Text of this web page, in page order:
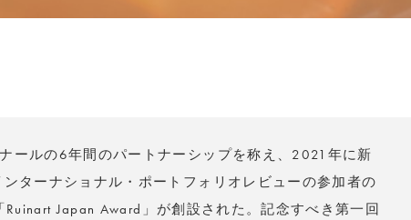
ナールの6年間のパートナーシップを称え、2021年に新
ンターナショナル・ポートフォリオレビューの参加者の
Japan Award」が創設された。記念すべき第一回